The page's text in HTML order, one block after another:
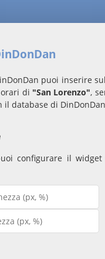
puoi inserire
di "San Lorenzo",
il database di
configurare il